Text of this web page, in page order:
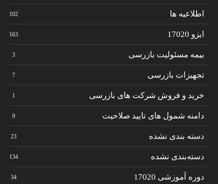
اطلاعیه ها 102
ایزو 17020 163
بیمه مسئولیت بازرسی 3
تجهیزات بازرسی 7
خرید و فروش شرکت های بازرسی 1
دامنه شمول های تایید صلاحیت 9
دسته بندی نشده 23
دسته‌بندی نشده 134
دوره آموزشی 17020 34